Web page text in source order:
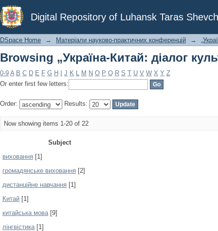
Digital Repository of Luhansk Taras
Browsing „Україна-Китай: діалог
DSpace Home → Матеріали науково-практичних конференцій →
Browsing „Україна-Китай: діалог
0-9 A B C D E F G H J K L M N O P Q R S T U V W X Y Z
Or enter first few letters:
Order: Results:
Now showing items 1-20 of 22
Subject
виховання [1]
громадянське виховання [2]
дистанційне навчання [1]
Китай [1]
китайська мова[9]
лінгвістика[1]